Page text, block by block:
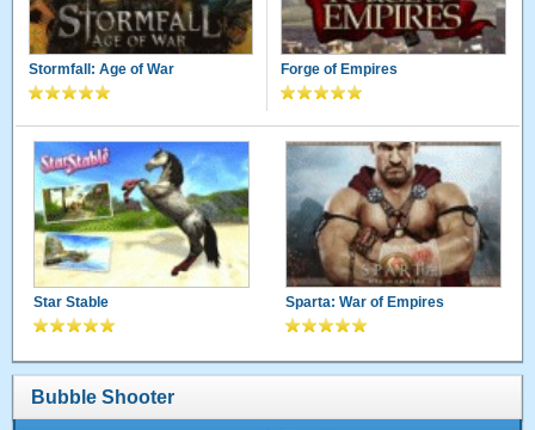
Stormfall: Age of War Forge of Empires
Star Stable Sparta: War of Empires
Bubble Shooter